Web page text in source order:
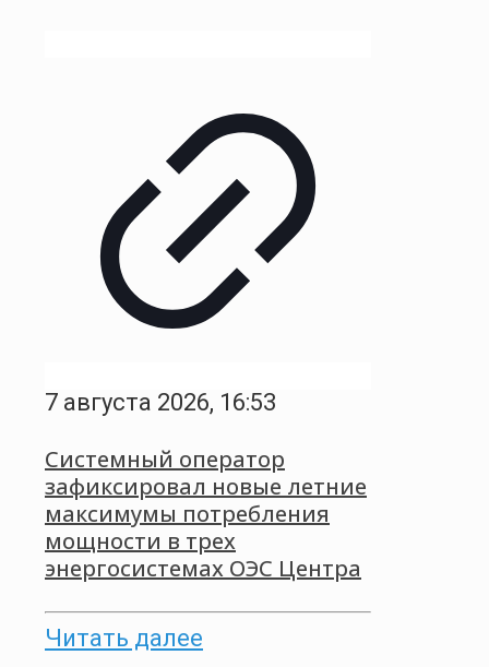
7 августа 2026, 16:53
Системный оператор
зафиксировал новые летние
максимумы потребления
мощности в трех
энергосистемах ОЭС Центра
Читать далее